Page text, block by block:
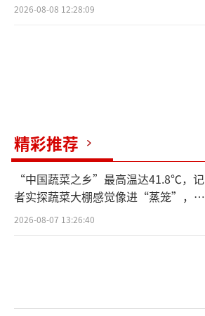
2026-08-08 12:28:09
精彩推荐
“中国蔬菜之乡”最高温达41.8℃，记
者实探蔬菜大棚感觉像进“蒸笼”，有
村民称只能凌晨两点起来干活
2026-08-07 13:26:40